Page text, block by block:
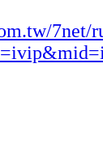
7net/